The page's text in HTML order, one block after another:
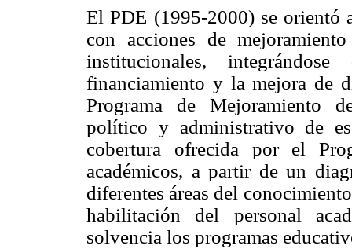
El PDE (1995-2000) se orientó
con acciones de
institucionales,
financiamiento y la mejora de
Programa de Mejoramiento
político y administrativo de
cobertura ofrecida por el
académicos, a partir de un
diferentes áreas del
habilitación del personal
solvencia los programas